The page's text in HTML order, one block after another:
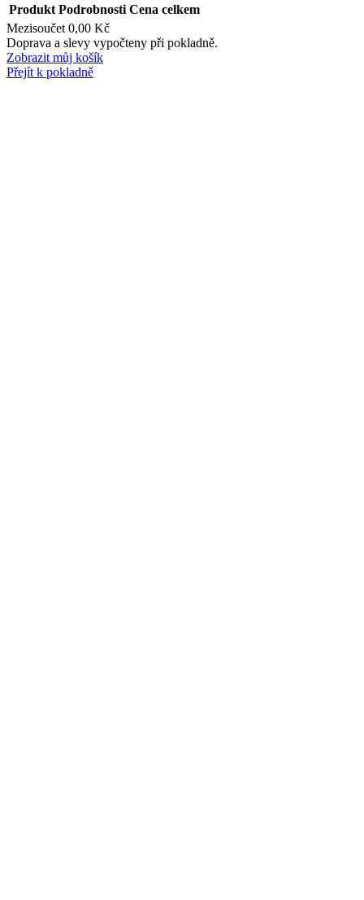
Produkty
v
Produkt Podrobnosti Cena celkem
Mezisoučet 0,00 Kč
Doprava a slevy vypočteny při pokladně.
Zobrazit můj košík
Přejít k pokladně